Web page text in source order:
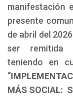
manifestación
presente
de abril del
ser
teniendo en
MÁS SOCIAL: